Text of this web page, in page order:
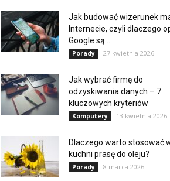
Jak budować wizerunek
Internecie, czyli dlaczego
Google są...
Porady 27 kwietnia 2026
Jak wybrać firmę do
odzyskiwania danych – 7
kluczowych kryteriów
Komputery 13 kwietnia 2026
Dlaczego warto stosować
kuchni prasę do oleju?
Porady 8 marca 2026